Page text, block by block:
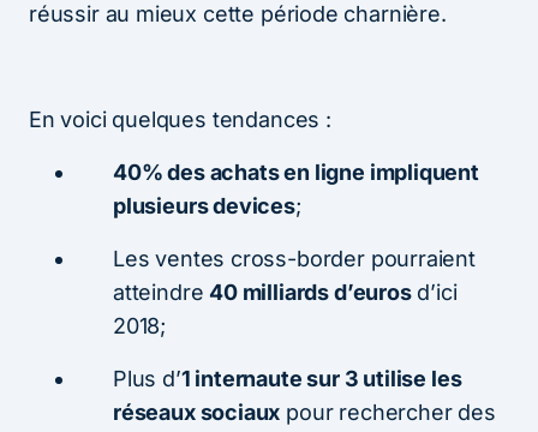
réussir au mieux cette période charnière.
En voici quelques tendances :
40% des achats en ligne impliquent
plusieurs devices;
Les ventes cross-border pourraient
atteindre40 milliards d’eurosd’ici
2018;
Plus d’1 internaute sur 3 utilise les
réseaux sociaux pour rechercher des